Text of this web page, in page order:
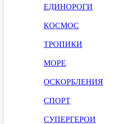
ЕДИНОРОГИ
КОСМОС
ТРОПИКИ
МОРЕ
ОСКОРБЛЕНИЯ
СПОРТ
СУПЕРГЕРОИ